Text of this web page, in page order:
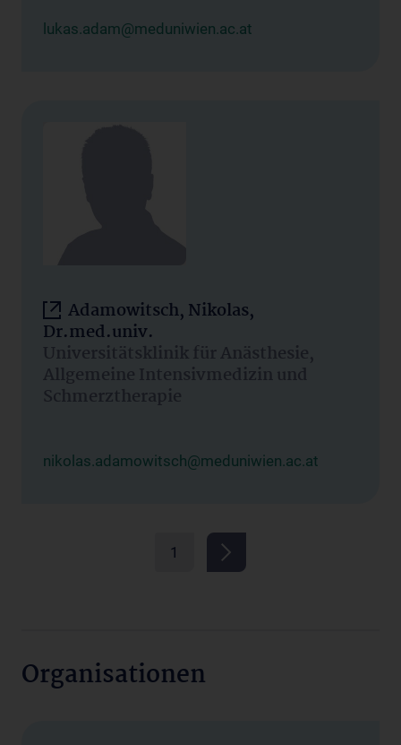
lukas.adam@meduniwien.ac.at
Adamowitsch, Nikolas,
Dr.med.univ.
Universitätsklinik für Anästhesie,
Allgemeine Intensivmedizin und
Schmerztherapie
nikolas.adamowitsch@meduniwien.ac.at
1
Organisationen